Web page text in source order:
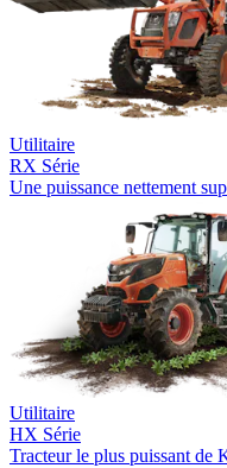
Utilitaire
RX Série
Une puissance nettement
Utilitaire
HX Série
Tracteur le plus puissant de